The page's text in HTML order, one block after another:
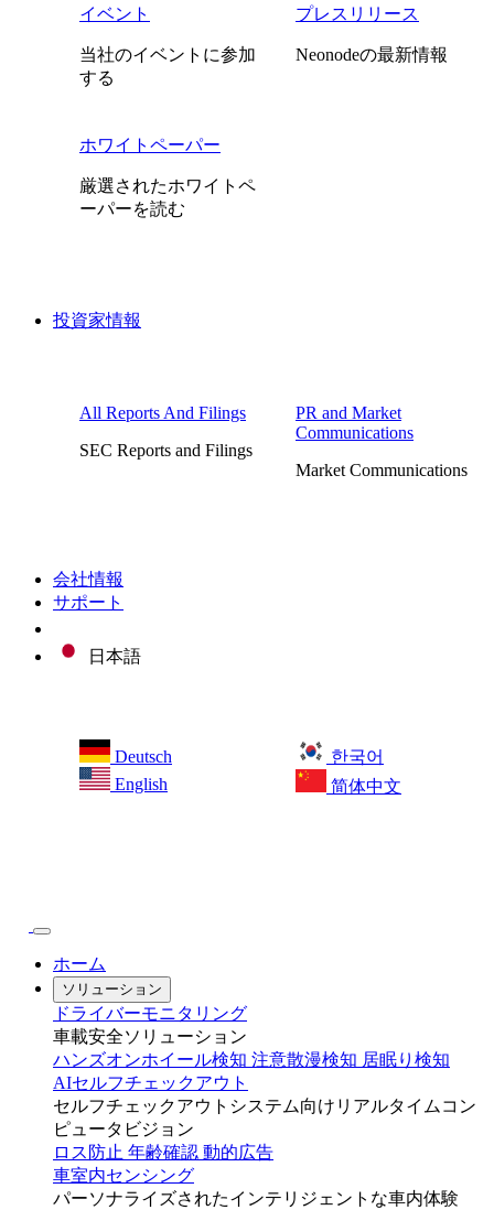
イベント
当社のイベントに参加
する
プレスリリース
Neonodeの最新情報
ホワイトペーパー
厳選されたホワイトペ
ーパーを読む
投資家情報
All Reports And Filings
SEC Reports and Filings
PR and Market
Communications
Market Communications
会社情報
サポート
日本語
Deutsch
English
한국어
简体中文
ホーム
ソリューション
ドライバーモニタリング
車載安全ソリューション
ハンズオンホイール検知 注意散漫検知 居眠り検知
AIセルフチェックアウト
セルフチェックアウトシステム向けリアルタイムコン
ピュータビジョン
ロス防止 年齢確認 動的広告
車室内センシング
パーソナライズされたインテリジェントな車内体験